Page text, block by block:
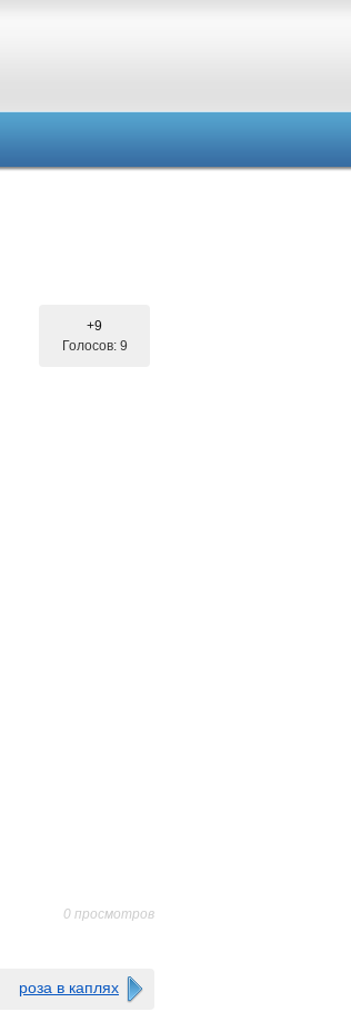
+9
Голосов: 9
0 просмотров
роза в каплях